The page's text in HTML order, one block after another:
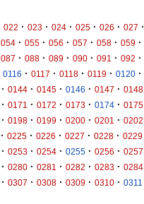
022 · 023 · 024 · 025 · 026 · 027 ·
054 · 055 · 056 · 057 · 058 · 059 ·
087 · 088 · 089 · 090 · 091 · 092 ·
0116 · 0117 · 0118 · 0119 · 0120 ·
· 0144 · 0145 · 0146 · 0147 · 0148
· 0171 · 0172 · 0173 · 0174 · 0175
· 0198 · 0199 · 0200 · 0201 · 0202
· 0225 · 0226 · 0227 · 0228 · 0229
· 0253 · 0254 · 0255 · 0256 · 0257
· 0280 · 0281 · 0282 · 0283 · 0284
· 0307 · 0308 · 0309 · 0310 · 0311